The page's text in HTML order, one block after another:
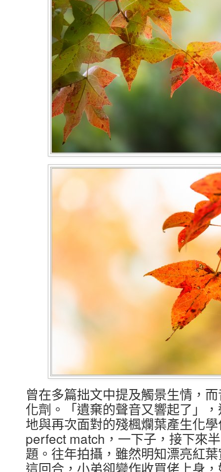
曾在多篇拙文中提及觸景生情，
化劑。「遺棄的聲音又響起了」
地與再次面對的殘楓爛葉產生化
perfect match，一下子，接下來
題。往年拍攝，雖然明知漂亮紅
這回合，小弟卻變作收買佬上身